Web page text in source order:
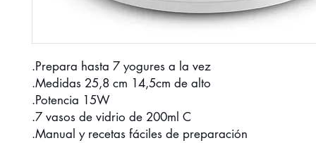
.Prepara hasta 7 yogures a la vez
.Medidas 25,8 cm 14,5cm de alto
.Potencia 15W
.7 vasos de vidrio de 200ml C
.Manual y recetas fáciles de preparación